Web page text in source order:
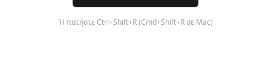
Ή πατήστε Ctrl+Shift+R (Cmd+Shift+R σε Mac)